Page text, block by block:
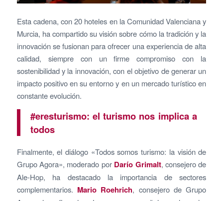
Esta cadena, con 20 hoteles en la Comunidad Valenciana y
Murcia, ha compartido su visión sobre cómo la tradición y la
innovación se fusionan para ofrecer una experiencia de alta
calidad, siempre con un firme compromiso con la
sostenibilidad y la innovación, con el objetivo de generar un
impacto positivo en su entorno y en un mercado turístico en
constante evolución.
#eresturismo: el turismo nos implica a
todos
Finalmente, el diálogo «Todos somos turismo: la visión de
Grupo Agora», moderado por Darío Grimalt, consejero de
Ale-Hop, ha destacado la importancia de sectores
complementarios. Mario Roehrich, consejero de Grupo